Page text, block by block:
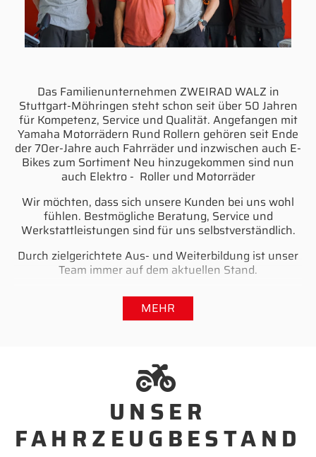
Das Familienunternehmen ZWEIRAD WALZ in
Stuttgart-Möhringen steht schon seit über 50 Jahren
für Kompetenz, Service und Qualität. Angefangen mit
Yamaha Motorrädern Rund Rollern gehören seit Ende
der 70er-Jahre auch Fahrräder und inzwischen auch E-
Bikes zum Sortiment Neu hinzugekommen sind nun
auch Elektro - Roller und Motorräder
Wir möchten, dass sich unsere Kunden bei uns wohl
fühlen. Bestmögliche Beratung, Service und
Werkstattleistungen sind für uns selbstverständlich.
Durch zielgerichtete Aus- und Weiterbildung ist unser
Team immer auf dem aktuellen Stand.
Wir freuen uns auf Ihren Besuch!
MEHR
UNSER
FAHRZEUGBESTAND